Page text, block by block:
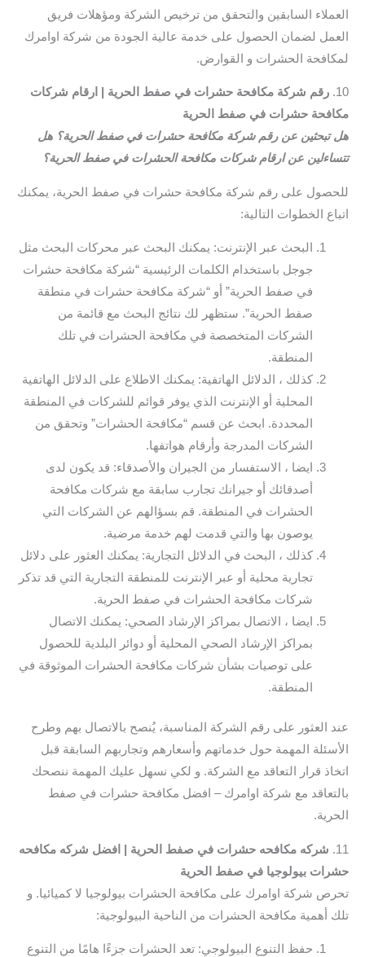
العملاء السابقين والتحقق من ترخيص الشركة ومؤهلات فريق
العمل لضمان الحصول على خدمة عالية الجودة من شركة اوامرك
لمكافحة الحشرات و القوارض.
10. رقم شركة مكافحة حشرات في صفط الحرية | ارقام شركات
مكافحة حشرات في صفط الحرية
هل تبحثين عن رقم شركة مكافحة حشرات في صفط الحرية؟ هل
تتساءلين عن ارقام شركات مكافحة الحشرات في صفط الحرية؟
للحصول على رقم شركة مكافحة حشرات في صفط الحرية، يمكنك
اتباع الخطوات التالية:
البحث عبر الإنترنت: يمكنك البحث عبر محركات البحث مثل
جوجل باستخدام الكلمات الرئيسية “شركة مكافحة حشرات
في صفط الحرية” أو “شركة مكافحة حشرات في منطقة
صفط الحرية”. ستظهر لك نتائج البحث مع قائمة من
الشركات المتخصصة في مكافحة الحشرات في تلك
المنطقة.
كذلك ، الدلائل الهاتفية: يمكنك الاطلاع على الدلائل الهاتفية
المحلية أو الإنترنت الذي يوفر قوائم للشركات في المنطقة
المحددة. ابحث عن قسم “مكافحة الحشرات” وتحقق من
الشركات المدرجة وأرقام هواتفها.
ايضا ، الاستفسار من الجيران والأصدقاء: قد يكون لدى
أصدقائك أو جيرانك تجارب سابقة مع شركات مكافحة
الحشرات في المنطقة. قم بسؤالهم عن الشركات التي
يوصون بها والتي قدمت لهم خدمة مرضية.
كذلك ، البحث في الدلائل التجارية: يمكنك العثور على دلائل
تجارية محلية أو عبر الإنترنت للمنطقة التجارية التي قد تذكر
شركات مكافحة الحشرات في صفط الحرية.
ايضا ، الاتصال بمراكز الإرشاد الصحي: يمكنك الاتصال
بمراكز الإرشاد الصحي المحلية أو دوائر البلدية للحصول
على توصيات بشأن شركات مكافحة الحشرات الموثوقة في
المنطقة.
عند العثور على رقم الشركة المناسبة، يُنصح بالاتصال بهم وطرح
الأسئلة المهمة حول خدماتهم وأسعارهم وتجاربهم السابقة قبل
اتخاذ قرار التعاقد مع الشركة. و لكي نسهل عليك المهمة ننصحك
بالتعاقد مع شركة اوامرك – افضل مكافحة حشرات في صفط
الحرية.
11.
شركه مكافحه حشرات في صفط الحرية | افضل شركه مكافحه
حشرات بيولوجيا في صفط الحرية
تحرص شركة اوامرك على مكافحة الحشرات بيولوجيا لا كميائيا. و
تلك أهمية مكافحة الحشرات من الناحية البيولوجية:
حفظ التنوع البيولوجي: تعد الحشرات جزءًا هامًا من التنوع